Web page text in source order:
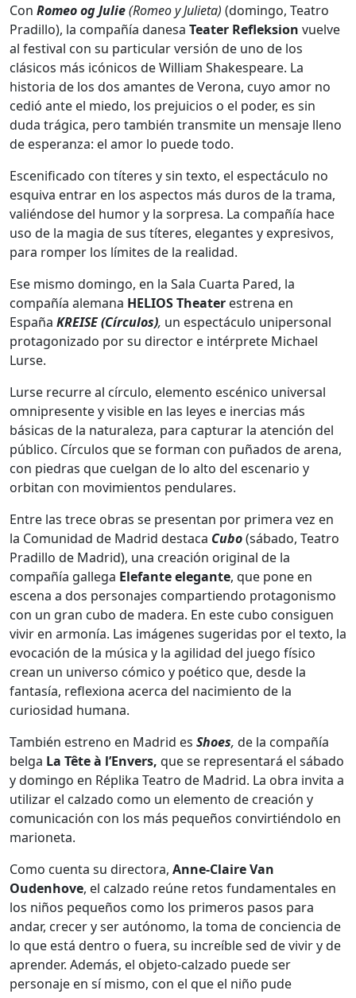
Con Romeo og Julie(Romeo y Julieta) (domingo, Teatro
Pradillo), la compañía danesa Teater Refleksion vuelve
al festival con su particular versión de uno de los
clásicos más icónicos de William Shakespeare. La
historia de los dos amantes de Verona, cuyo amor no
cedió ante el miedo, los prejuicios o el poder, es sin
duda trágica, pero también transmite un mensaje lleno
de esperanza: el amor lo puede todo.
Escenificado con títeres y sin texto, el espectáculo no
esquiva entrar en los aspectos más duros de la trama,
valiéndose del humor y la sorpresa. La compañía hace
uso de la magia de sus títeres, elegantes y expresivos,
para romper los límites de la realidad.
Ese mismo domingo, en la Sala Cuarta Pared, la
compañía alemana HELIOS Theater estrena en
España KREISE (Círculos), un espectáculo unipersonal
protagonizado por su director e intérprete Michael
Lurse.
Lurse recurre al círculo, elemento escénico universal
omnipresente y visible en las leyes e inercias más
básicas de la naturaleza, para capturar la atención del
público. Círculos que se forman con puñados de arena,
con piedras que cuelgan de lo alto del escenario y
orbitan con movimientos pendulares.
Entre las trece obras se presentan por primera vez en
la Comunidad de Madrid destaca Cubo(sábado, Teatro
Pradillo de Madrid), una creación original de la
compañía gallega Elefante elegante, que pone en
escena a dos personajes compartiendo protagonismo
con un gran cubo de madera. En este cubo consiguen
vivir en armonía. Las imágenes sugeridas por el texto, la
evocación de la música y la agilidad del juego físico
crean un universo cómico y poético que, desde la
fantasía, reflexiona acerca del nacimiento de la
curiosidad humana.
También estreno en Madrid es Shoes, de la compañía
belga La Tête à l’Envers, que se representará el sábado
y domingo en Réplika Teatro de Madrid. La obra invita a
utilizar el calzado como un elemento de creación y
comunicación con los más pequeños convirtiéndolo en
marioneta.
Como cuenta su directora, Anne-Claire Van
Oudenhove, el calzado reúne retos fundamentales en
los niños pequeños como los primeros pasos para
andar, crecer y ser autónomo, la toma de conciencia de
lo que está dentro o fuera, su increíble sed de vivir y de
aprender. Además, el objeto-calzado puede ser
personaje en sí mismo, con el que el niño pude